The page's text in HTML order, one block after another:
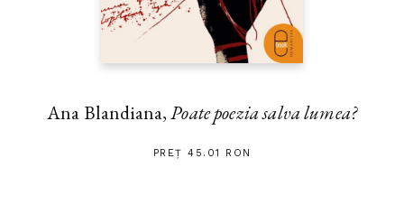
Ana Blandiana,Poate poezia salva lumea?
PREȚ 45.01 RON